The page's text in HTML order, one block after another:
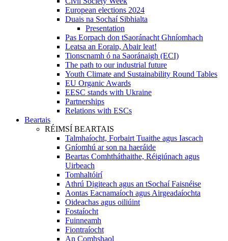
European elections 2024
Duais na Sochaí Sibhialta
Presentation
Pas Eorpach don tSaoránacht Ghníomhach
Leatsa an Eoraip, Abair leat!
Tionscnamh ó na Saoránaigh (ECI)
The path to our industrial future
Youth Climate and Sustainability Round Tables
EU Organic Awards
EESC stands with Ukraine
Partnerships
Relations with ESCs
Beartais
RÉIMSÍ BEARTAIS
Talmhaíocht, Forbairt Tuaithe agus Iascach
Gníomhú ar son na haeráide
Beartas Comhtháthaithe, Réigiúnach agus
Uirbeach
Tomhaltóirí
Athrú Digiteach agus an tSochaí Faisnéise
Aontas Eacnamaíoch agus Airgeadaíochta
Oideachas agus oiliúint
Fostaíocht
Fuinneamh
Fiontraíocht
An Comhshaol